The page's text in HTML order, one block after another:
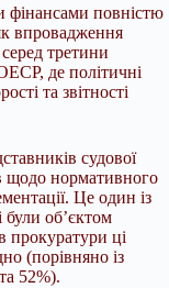
фінансами повністю
впровадження
третини
де політичні
та звітності
судової
щодо нормативного
Це один із
були об’єктом
прокуратури ці
(порівняно із
52%).